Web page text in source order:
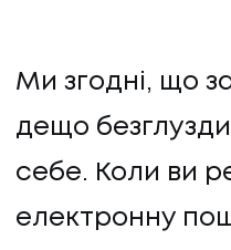
Ми згодні, що
дещо
себе. Коли ви
електронну